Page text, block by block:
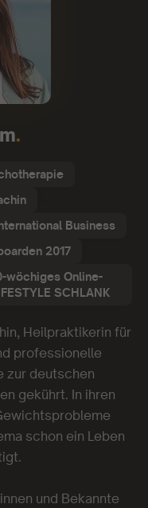
.
Business
2017
wöchiges Online-
SCHLANK
Heilpraktikerin für
professionelle
zur deutschen
gekührt. In ihren
schon ein Leben
und Bekannte